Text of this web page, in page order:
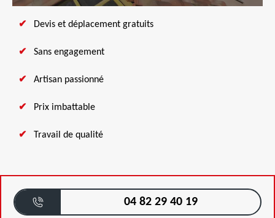
Devis et déplacement gratuits
Sans engagement
Artisan passionné
Prix imbattable
Travail de qualité
04 82 29 40 19